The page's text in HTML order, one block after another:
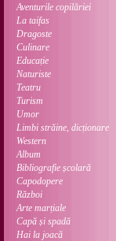
Aventurile copilăriei
La taifas
Dragoste
Culinare
Educație
Naturiste
Teatru
Turism
Umor
Limbi străine, dicționare
Western
Album
Bibliografie școlară
Capodopere
Război
Arte marțiale
Capă și spadă
Hai la joacă